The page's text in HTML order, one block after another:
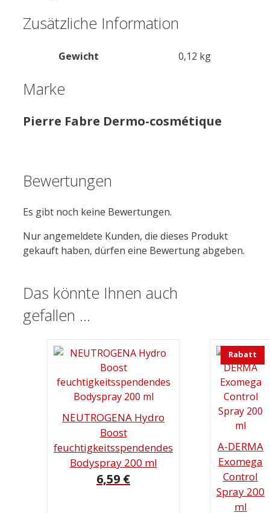
Zusätzliche Information
Gewicht 0,12 kg
Marke
Pierre Fabre Dermo-cosmétique
Bewertungen
Es gibt noch keine Bewertungen.
Nur angemeldete Kunden, die dieses Produkt
gekauft haben, dürfen eine Bewertung abgeben.
Das könnte Ihnen auch
gefallen …
NEUTROGENA Hydro
Boost
feuchtigkeitsspendendes
Bodyspray 200 ml
6,59 €
Rabatt
A-DERMA
Exomega
Control
Spray 200
ml